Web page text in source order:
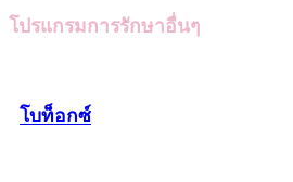
โปรแกรมการรักษาอื่นๆ
โบท็อกซ์